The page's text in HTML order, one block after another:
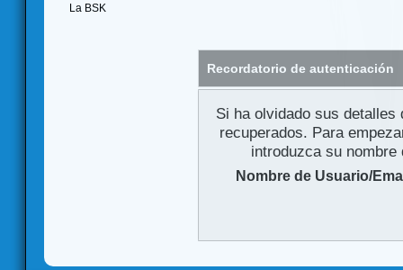
La BSK
Recordatorio de autenticación
Si ha olvidado sus
recuperados. Para
introduzca su
Nombre de Usuario/